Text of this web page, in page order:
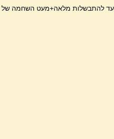
עד להתבשלות מלאה+מעט השחמה